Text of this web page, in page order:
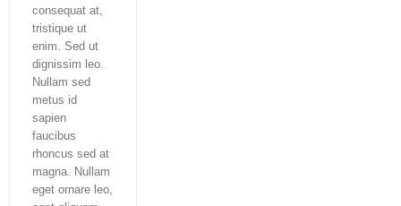
consequat at,
tristique ut
enim. Sed ut
dignissim leo.
Nullam sed
metus id
sapien
faucibus
rhoncus sed at
magna. Nullam
eget ornare leo,